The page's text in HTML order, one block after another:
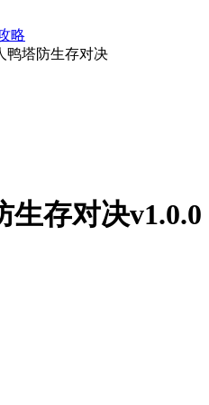
略
鸭塔防生存对决
生存对决v1.0.0